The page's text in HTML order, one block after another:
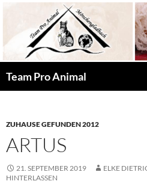
springen
Team Pro Animal
ZUHAUSE GEFUNDEN 2012
ARTUS
21. SEPTEMBER 2019 ELKE
HINTERLASSEN